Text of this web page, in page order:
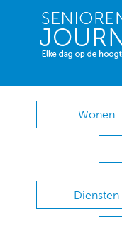
Wonen
Diensten